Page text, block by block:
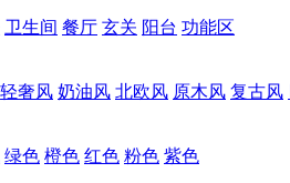
卫生间 餐厅 玄关 阳台 功能区
轻奢风 奶油风 北欧风 原木风 复古风
绿色 橙色 红色 粉色 紫色